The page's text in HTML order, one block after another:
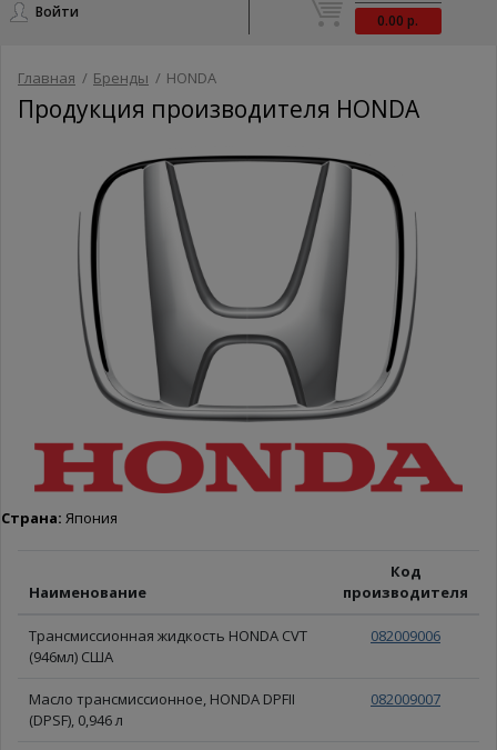
Войти 0.00 р.
Главная / Бренды / HONDA
Продукция производителя HONDA
Страна: Япония
Наименование
Код
производителя
Трансмиссионная жидкость HONDA CVT
(946мл) США
082009006
Масло трансмиссионное, HONDA DPFII
(DPSF), 0,946 л
082009007